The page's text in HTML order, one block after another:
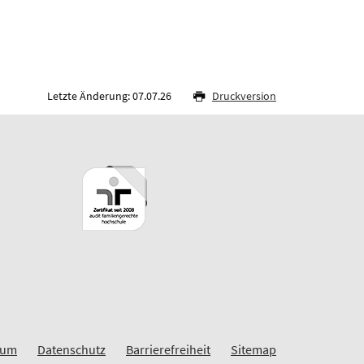
Letzte Änderung: 07.07.26 Druckversion
Datenschutz Barrierefreiheit Sitemap